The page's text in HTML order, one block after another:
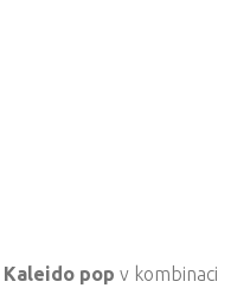
Kaleido pop v kombinaci